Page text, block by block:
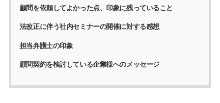
顧問を依頼してよかった点、印象に残っていること
法改正に伴う社内セミナーの開催に対する感想
担当弁護士の印象
顧問契約を検討している企業様へのメッセージ